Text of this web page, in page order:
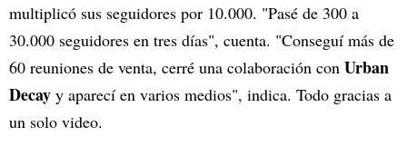
multiplicó sus seguidores por 10.000. "Pasé de 300 a
30.000 seguidores en tres días", cuenta. "Conseguí más de
60 reuniones de venta, cerré una colaboración con Urban
Decay y aparecí en varios medios", indica. Todo gracias a
un solo video.